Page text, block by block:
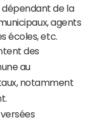
dépendant de la
agents
écoles, etc.
des
au
notamment